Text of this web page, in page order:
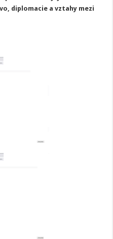
diplomacie a vztahy mezi